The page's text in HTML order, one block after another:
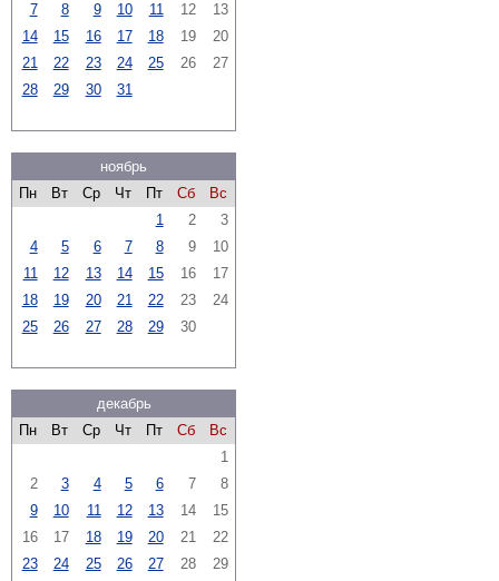
7
8 9 10 11 12
13
14
15 16 17 18 19
20
21
22 23 24 25 26
27
28
29 30 31
ноябрь
Пн
Вт Ср Чт Пт Сб
Вс
1
2
3
4
5 6 7 8 9
10
11
12 13 14 15 16
17
18
19 20 21 22 23
24
25
26 27 28 29 30
декабрь
Пн
Вт Ср Чт Пт Сб
Вс
1
2
3 4 5 6 7
8
9
10 11 12 13 14
15
16
17 18 19 20 21
22
23
24 25 26 27 28
29